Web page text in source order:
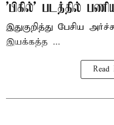
'பிகில்' படத்தில்
இதுகுறித்து பேசிய
இயக்கத்த ...
Read